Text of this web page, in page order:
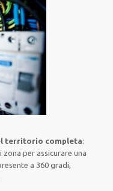
territorio completa:
zona per assicurare una
a 360 gradi,